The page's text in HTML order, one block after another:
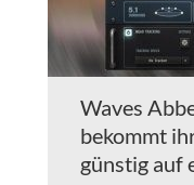
Waves
bekommt
günstig auf